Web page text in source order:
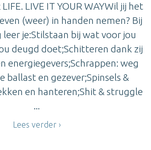
LIFE. LIVE IT YOUR WAYWil jij het
(weer) in handen nemen? Bij
leer je:Stilstaan bij wat voor jou
deugd doet;Schitteren dank zij
energiegevers;Schrappen: weg
ballast en gezever;Spinsels &
en hanteren;Shit & struggle
...
Lees verder